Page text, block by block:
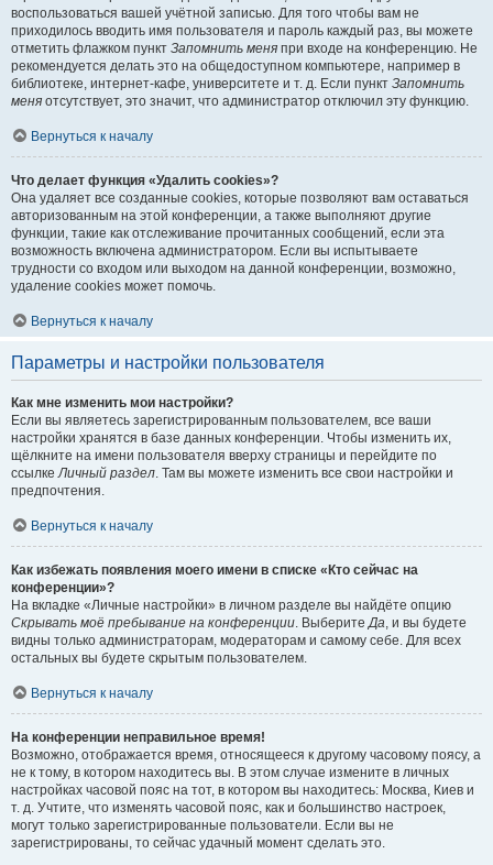
воспользоваться вашей учётной записью. Для того чтобы вам не
приходилось вводить имя пользователя и пароль каждый раз, вы можете
отметить флажком пункт Запомнить меня при входе на конференцию. Не
рекомендуется делать это на общедоступном компьютере, например в
библиотеке, интернет-кафе, университете и т. д. Если пункт Запомнить
меня отсутствует, это значит, что администратор отключил эту функцию.
Вернуться к началу
Что делает функция «Удалить cookies»?
Она удаляет все созданные cookies, которые позволяют вам оставаться
авторизованным на этой конференции, а также выполняют другие
функции, такие как отслеживание прочитанных сообщений, если эта
возможность включена администратором. Если вы испытываете
трудности со входом или выходом на данной конференции, возможно,
удаление cookies может помочь.
Вернуться к началу
Параметры и настройки пользователя
Как мне изменить мои настройки?
Если вы являетесь зарегистрированным пользователем, все ваши
настройки хранятся в базе данных конференции. Чтобы изменить их,
щёлкните на имени пользователя вверху страницы и перейдите по
ссылкеЛичный раздел. Там вы можете изменить все свои настройки и
предпочтения.
Вернуться к началу
Как избежать появления моего имени в списке «Кто сейчас на
конференции»?
На вкладке «Личные настройки» в личном разделе вы найдёте опцию
Скрывать моё пребывание на конференции. ВыберитеДа, и вы будете
видны только администраторам, модераторам и самому себе. Для всех
остальных вы будете скрытым пользователем.
Вернуться к началу
На конференции неправильное время!
Возможно, отображается время, относящееся к другому часовому поясу, а
не к тому, в котором находитесь вы. В этом случае измените в личных
настройках часовой пояс на тот, в котором вы находитесь: Москва, Киев и
т. д. Учтите, что изменять часовой пояс, как и большинство настроек,
могут только зарегистрированные пользователи. Если вы не
зарегистрированы, то сейчас удачный момент сделать это.